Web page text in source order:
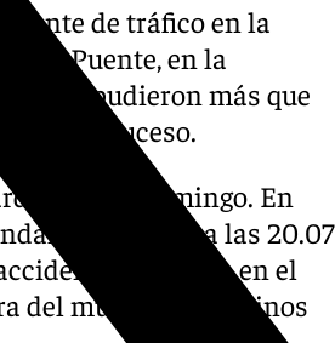
de tráfico en la
Puente, en la
no pudieron más que
del suceso.
de este domingo. En
recibió a las 20.07
de tráfico en el
del municipio de Pinos